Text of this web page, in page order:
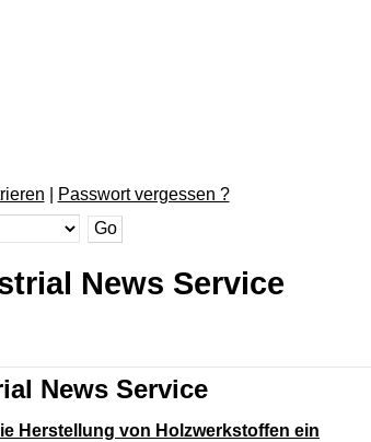
Passwort vergessen ?
News Service
News Service
Herstellung von Holzwerkstoffen ein